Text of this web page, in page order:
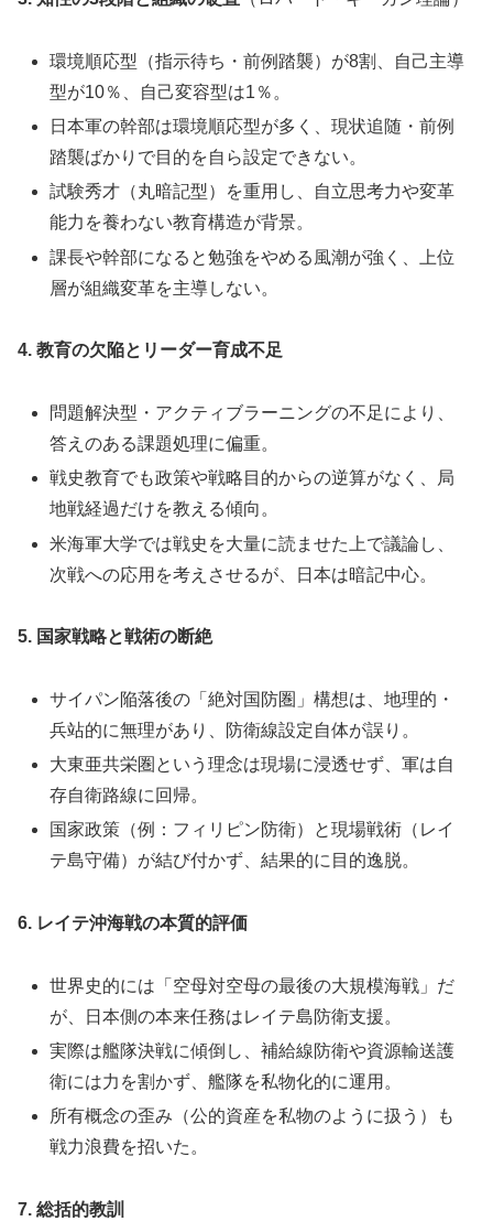
環境順応型（指示待ち・前例踏襲）が8割、自己主導
型が10％、自己変容型は1％。
日本軍の幹部は環境順応型が多く、現状追随・前例
踏襲ばかりで目的を自ら設定できない。
試験秀才（丸暗記型）を重用し、自立思考力や変革
能力を養わない教育構造が背景。
課長や幹部になると勉強をやめる風潮が強く、上位
層が組織変革を主導しない。
4. 教育の欠陥とリーダー育成不足
問題解決型・アクティブラーニングの不足により、
答えのある課題処理に偏重。
戦史教育でも政策や戦略目的からの逆算がなく、局
地戦経過だけを教える傾向。
米海軍大学では戦史を大量に読ませた上で議論し、
次戦への応用を考えさせるが、日本は暗記中心。
5. 国家戦略と戦術の断絶
サイパン陥落後の「絶対国防圏」構想は、地理的・
兵站的に無理があり、防衛線設定自体が誤り。
大東亜共栄圏という理念は現場に浸透せず、軍は自
存自衛路線に回帰。
国家政策（例：フィリピン防衛）と現場戦術（レイ
テ島守備）が結び付かず、結果的に目的逸脱。
6. レイテ沖海戦の本質的評価
世界史的には「空母対空母の最後の大規模海戦」だ
が、日本側の本来任務はレイテ島防衛支援。
実際は艦隊決戦に傾倒し、補給線防衛や資源輸送護
衛には力を割かず、艦隊を私物化的に運用。
所有概念の歪み（公的資産を私物のように扱う）も
戦力浪費を招いた。
7. 総括的教訓